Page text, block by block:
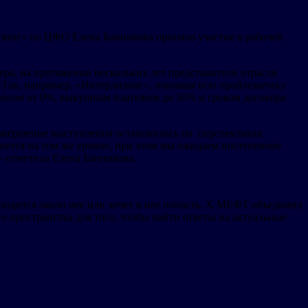
по ЦФО Елена Банникова приняла участие в рабочей
на протяжении нескольких лет представители отрасли
например, «Интерлизинг», понимая всю проблематику
от 0%, выкупным платежом до 50% и сроком договора
выступления остановилась на перспективах
на том же уровне, при этом мы ожидаем постепенное
отметила Елена Банникова.
около нее или хочет в нее попасть. X МЕФТ объединил
пространства для того, чтобы найти ответы на актуальные